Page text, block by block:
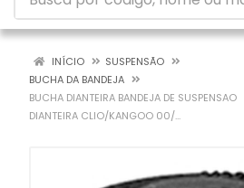
INÍCIO
SUSPENSÃO
BUCHA DA BANDEJA
BUCHA DIANTEIRA BANDEJA DE SUSPENSAO
DIANTEIRA CLIO/KANGOO 00/...